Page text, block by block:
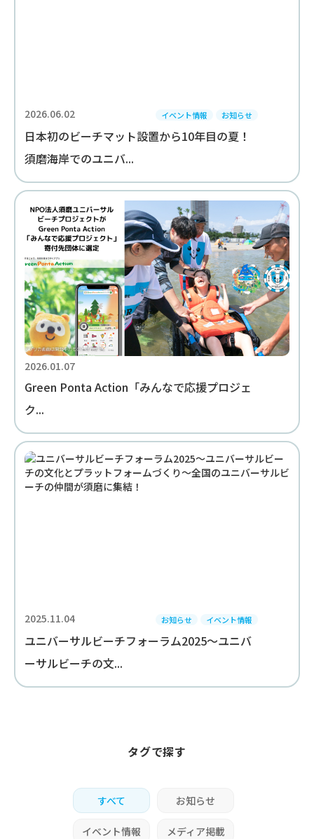
2026.06.02 イベント情報 お知らせ
日本初のビーチマット設置から10年目の夏！
須磨海岸でのユニバ...
2026.01.07
Green Ponta Action「みんなで応援プロジェ
ク...
2025.11.04 お知らせ イベント情報
ユニバーサルビーチフォーラム2025～ユニバ
ーサルビーチの文...
タグで探す
すべて お知らせ
イベント情報 メディア掲載